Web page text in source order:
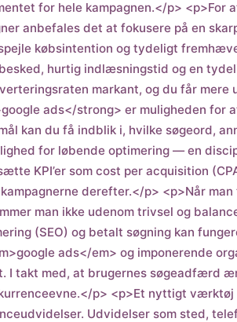
for hele kampagnen.</p> <p>For
anbefales det at fokusere på en
købsintention og tydeligt
hurtig indlæsningstid og en
markant, og du får mere
ads</strong> er muligheden for
kan du få indblik i, hvilke søgeord,
for løbende optimering — en
KPI’er som cost per acquisition
derefter.</p> <p>Når
man ikke udenom trivsel og
(SEO) og betalt søgning kan
ads</em> og imponerende
I takt med, at brugernes søgeadfærd
p> <p>Et nyttigt værktøj
Udvidelser som sted,